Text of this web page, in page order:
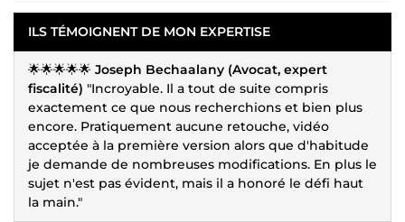
ILS TÉMOIGNENT DE MON EXPERTISE
🌟🌟🌟🌟🌟 Joseph Bechaalany (Avocat, expert
fiscalité) "Incroyable. Il a tout de suite compris
exactement ce que nous recherchions et bien plus
encore. Pratiquement aucune retouche, vidéo
acceptée à la première version alors que d'habitude
je demande de nombreuses modifications. En plus le
sujet n'est pas évident, mais il a honoré le défi haut
la main."